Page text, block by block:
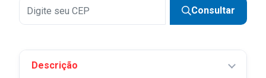
Consultar
Descrição